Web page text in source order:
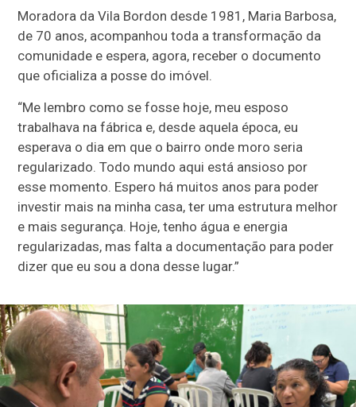
Moradora da Vila Bordon desde 1981, Maria Barbosa,
de 70 anos, acompanhou toda a transformação da
comunidade e espera, agora, receber o documento
que oficializa a posse do imóvel.
“Me lembro como se fosse hoje, meu esposo
trabalhava na fábrica e, desde aquela época, eu
esperava o dia em que o bairro onde moro seria
regularizado. Todo mundo aqui está ansioso por
esse momento. Espero há muitos anos para poder
investir mais na minha casa, ter uma estrutura melhor
e mais segurança. Hoje, tenho água e energia
regularizadas, mas falta a documentação para poder
dizer que eu sou a dona desse lugar.”